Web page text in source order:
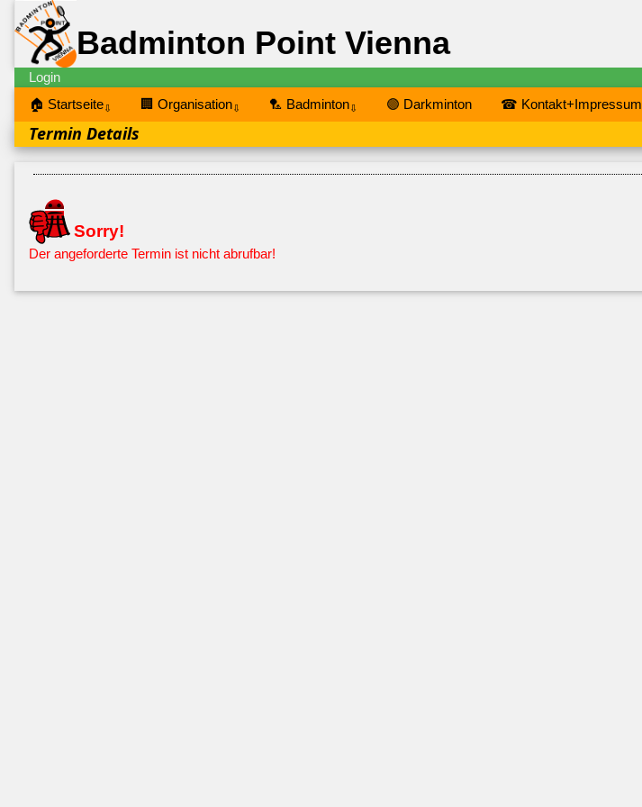
Badminton Point Vienna
Login
🏠 Startseite⇩ 🏢 Organisation⇩ 🏸 Badminton⇩ 🟣 Darkminton ☎ Kontakt+Impressum
Termin Details
Sorry!
Der angeforderte Termin ist nicht abrufbar!